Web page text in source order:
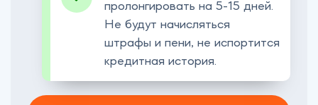
пролонгировать на 5-15 дней.
Не будут начисляться
штрафы и пени, не испортится
кредитная история.